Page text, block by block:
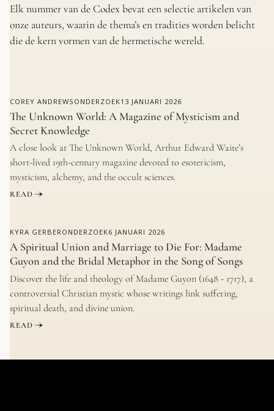
Elk nummer van de Codex bevat een selectie artikelen van
onze auteurs, waarin de thema’s en tradities worden belicht
die de kern vormen van de hermetische wereld.
COREY ANDREWS ONDERZOEK13 JANUARI 2026
The Unknown World: A Magazine of Mysticism and
Secret Knowledge
A close look at The Unknown World, Arthur Edward Waite’s
short-lived 19th-century magazine devoted to esotericism,
mysticism, alchemy, and the occult sciences.
READ
KYRA GERBERONDERZOEK6 JANUARI 2026
A Spiritual Union and Marriage to Die For: Madame
Guyon and the Bridal Metaphor in the Song of Songs
Discover the life and theology of Madame Guyon (1648 - 1717), a
controversial Christian mystic whose writings link suffering,
spiritual death, and divine union.
READ